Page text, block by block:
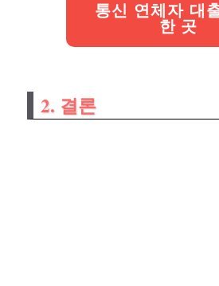
통신 연체자 대
한 곳
2. 결론